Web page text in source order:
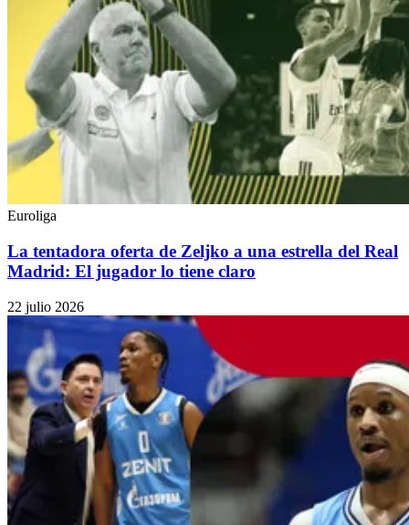
Euroliga
La tentadora oferta de Zeljko a una estrella del Real
Madrid: El jugador lo tiene claro
22 julio 2026